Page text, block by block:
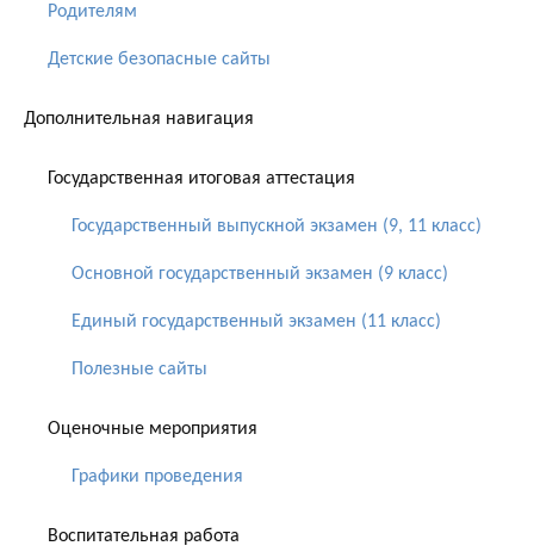
Родителям
Детские безопасные сайты
Дополнительная навигация
Государственная итоговая аттестация
Государственный выпускной экзамен (9, 11 класс)
Основной государственный экзамен (9 класс)
Единый государственный экзамен (11 класс)
Полезные сайты
Оценочные мероприятия
Графики проведения
Воспитательная работа